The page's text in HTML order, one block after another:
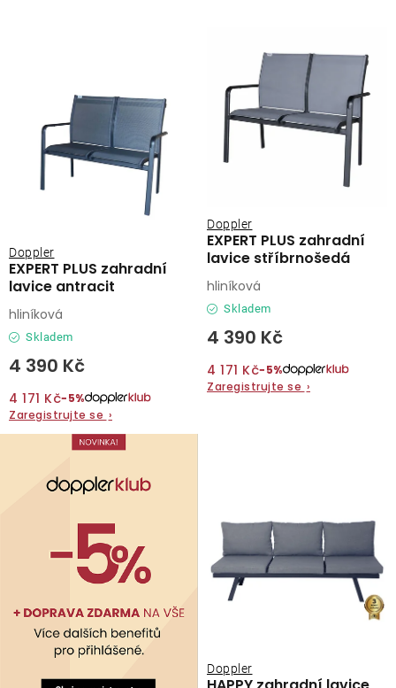
t
ů
EXPERT PLUS zahradní
lavice antracit
Doppler
Skladem
4 390 Kč
4 171 Kč−5%
Zaregistrujte se ›
hliníková
EXPERT PLUS zahradní
lavice stříbrnošedá
Doppler
Skladem
4 390 Kč
4 171 Kč−5%
Zaregistrujte se ›
hliníková
Doppler